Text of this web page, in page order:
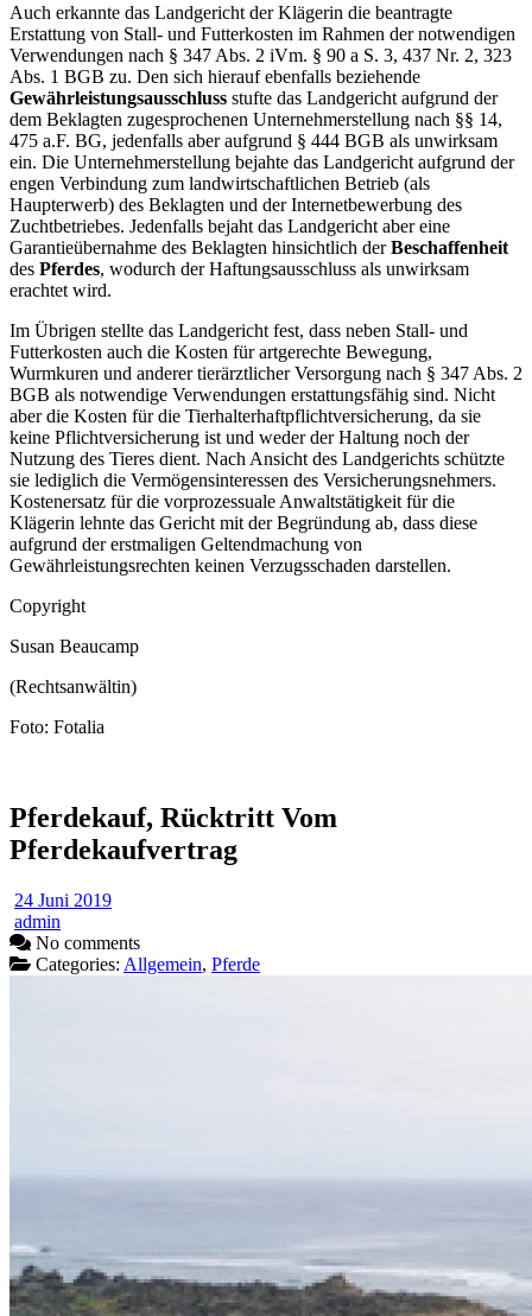
Auch erkannte das Landgericht der Klägerin die beantragte
Erstattung von Stall- und Futterkosten im Rahmen der notwendigen
Verwendungen nach § 347 Abs. 2 iVm. § 90 a S. 3, 437 Nr. 2, 323
Abs. 1 BGB zu. Den sich hierauf ebenfalls beziehende
Gewährleistungsausschluss stufte das Landgericht aufgrund der
dem Beklagten zugesprochenen Unternehmerstellung nach §§ 14,
475 a.F. BG, jedenfalls aber aufgrund § 444 BGB als unwirksam
ein. Die Unternehmerstellung bejahte das Landgericht aufgrund der
engen Verbindung zum landwirtschaftlichen Betrieb (als
Haupterwerb) des Beklagten und der Internetbewerbung des
Zuchtbetriebes. Jedenfalls bejaht das Landgericht aber eine
Garantieübernahme des Beklagten hinsichtlich derBeschaffenheit
des Pferdes, wodurch der Haftungsausschluss als unwirksam
erachtet wird.
Im Übrigen stellte das Landgericht fest, dass neben Stall- und
Futterkosten auch die Kosten für artgerechte Bewegung,
Wurmkuren und anderer tierärztlicher Versorgung nach § 347 Abs. 2
BGB als notwendige Verwendungen erstattungsfähig sind. Nicht
aber die Kosten für die Tierhalterhaftpflichtversicherung, da sie
keine Pflichtversicherung ist und weder der Haltung noch der
Nutzung des Tieres dient. Nach Ansicht des Landgerichts schützte
sie lediglich die Vermögensinteressen des Versicherungsnehmers.
Kostenersatz für die vorprozessuale Anwaltstätigkeit für die
Klägerin lehnte das Gericht mit der Begründung ab, dass diese
aufgrund der erstmaligen Geltendmachung von
Gewährleistungsrechten keinen Verzugsschaden darstellen.
Copyright
Susan Beaucamp
(Rechtsanwältin)
Foto: Fotalia
Pferdekauf, Rücktritt Vom
Pferdekaufvertrag
24 Juni 2019
admin
No comments
Categories: Allgemein, Pferde